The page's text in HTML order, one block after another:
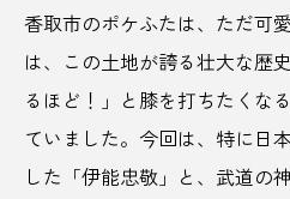
tower eleven onsen & sauna
アイヌ アウトドア
香取市のポケふたは、ただ可
は、この土地が誇る壮大な歴
るほど！」と膝を打ちたくな
ていました。今回は、特に日
した「伊能忠敬」と、武道の